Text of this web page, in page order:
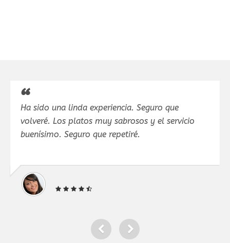
Ha sido una linda experiencia. Seguro que
volveré. Los platos muy sabrosos y el servicio
buenísimo. Seguro que repetiré.